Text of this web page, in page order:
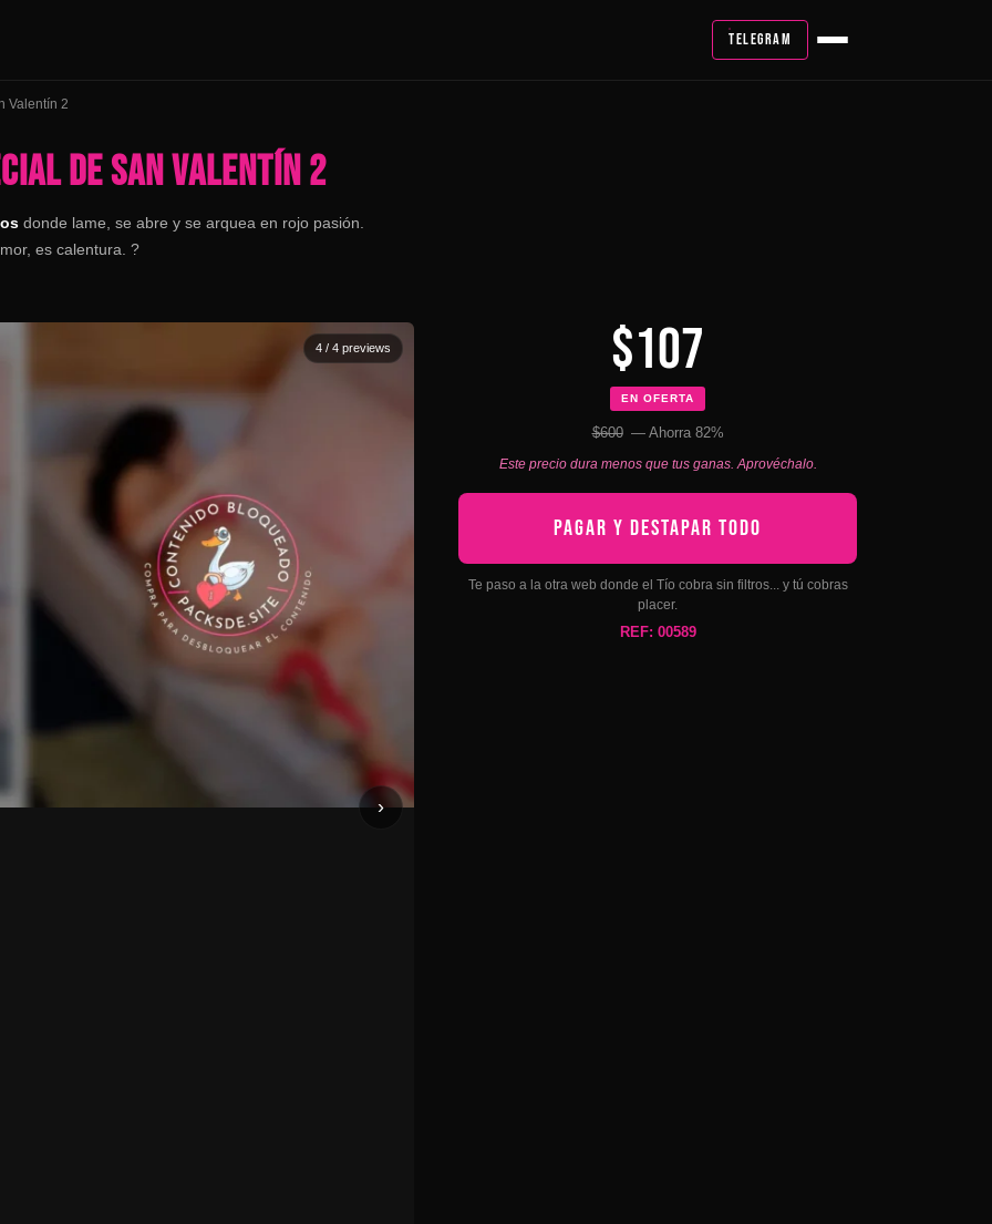
TELEGRAM
Valentín 2
DE SAN VALENTÍN 2
donde lame, se abre y se arquea en rojo pasión.
es calentura. ?
4 / 4 previews
›
$107
EN OFERTA
$600 — Ahorra 82%
Este precio dura menos que tus ganas. Aprovéchalo.
PAGAR Y DESTAPAR TODO
Te paso a la otra web donde el Tío cobra sin filtros... y tú cobras
placer.
REF: 00589